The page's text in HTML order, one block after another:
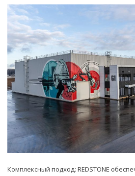
Комплексный подход: REDSTONE